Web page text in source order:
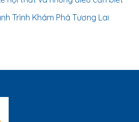
Trình Khám Phá Tương Lai